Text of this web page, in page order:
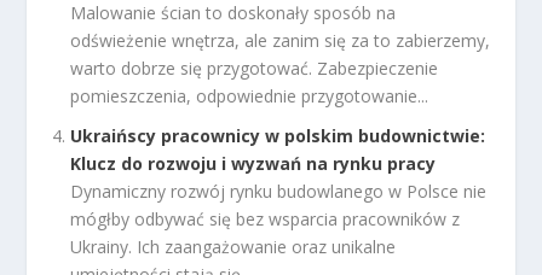
Malowanie ścian to doskonały sposób na
odświeżenie wnętrza, ale zanim się za to zabierzemy,
warto dobrze się przygotować. Zabezpieczenie
pomieszczenia, odpowiednie przygotowanie...
Ukraińscy pracownicy w polskim budownictwie:
Klucz do rozwoju i wyzwań na rynku pracy
Dynamiczny rozwój rynku budowlanego w Polsce nie
mógłby odbywać się bez wsparcia pracowników z
Ukrainy. Ich zaangażowanie oraz unikalne